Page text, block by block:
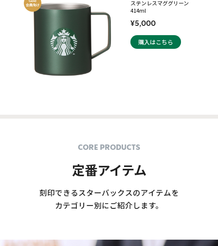
ステンレスマググリーン
414ml
¥5,000
購入はこちら
CORE PRODUCTS
定番アイテム
刻印できるスターバックスのアイテムを
カテゴリー別にご紹介します。